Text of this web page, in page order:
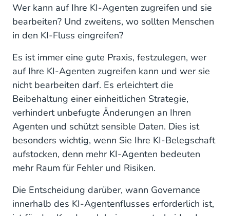
Wer kann auf Ihre KI-Agenten zugreifen und sie
bearbeiten? Und zweitens, wo sollten Menschen
in den KI-Fluss eingreifen?
Es ist immer eine gute Praxis, festzulegen, wer
auf Ihre KI-Agenten zugreifen kann und wer sie
nicht bearbeiten darf. Es erleichtert die
Beibehaltung einer einheitlichen Strategie,
verhindert unbefugte Änderungen an Ihren
Agenten und schützt sensible Daten. Dies ist
besonders wichtig, wenn Sie Ihre KI-Belegschaft
aufstocken, denn mehr KI-Agenten bedeuten
mehr Raum für Fehler und Risiken.
Die Entscheidung darüber, wann Governance
innerhalb des KI-Agentenflusses erforderlich ist,